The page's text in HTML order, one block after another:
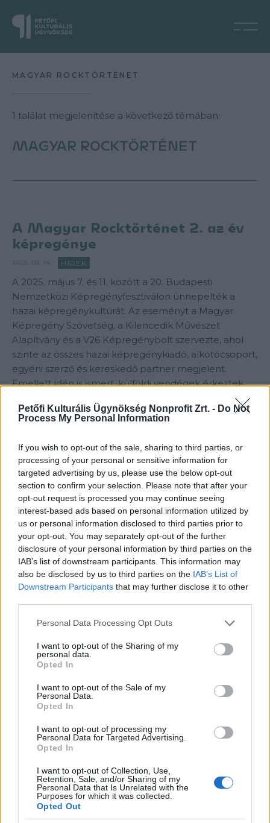
Petőfi Kulturális Ügynökség Nonprofit Zrt. - Do Not
Process My Personal Information
If you wish to opt-out of the sale, sharing to third parties, or
processing of your personal or sensitive information for
targeted advertising by us, please use the below opt-out
section to confirm your selection. Please note that after your
opt-out request is processed you may continue seeing
interest-based ads based on personal information utilized by
us or personal information disclosed to third parties prior to
your opt-out. You may separately opt-out of the further
disclosure of your personal information by third parties on the
IAB’s list of downstream participants. This information may
also be disclosed by us to third parties on the IAB’s List of
Downstream Participants that may further disclose it to other
Please note that this website/app uses one or more Google
not limited to your visit or usage behaviour. You may click to
grant or deny consent to Google and its third-party tags to
use your data for below specified purposes in below Google
consent section.
Personal Data Processing Opt Outs
I want to opt-out of the Sharing of my
personal data.
Opted In
I want to opt-out of the Sale of my
Personal Data.
Opted In
I want to opt-out of processing my
Personal Data for Targeted Advertising.
Opted In
I want to opt-out of Collection, Use,
Retention, Sale, and/or Sharing of my
Personal Data that Is Unrelated with the
Purposes for which it was collected.
Opted Out
MAGYAR ROCKTÖRTÉNET
1 találat megjelenítése a következő témában:
MAGYAR ROCKTÖRTÉNET
A Magyar Rocktörténet 2. az év
képregénye
HÍREK
A 2025. május 7. és 11. között a 20. Budapesti
Nemzetközi Képregényfesztiválon ünnepelték a
hazai képregénykultúrát. Az eseményt a Magyar
Képregény Szövetség, a Kilencedik Művészet
Alapítvány és a V26 Képregénybolt szervezte, ahol
szinte az összes hazai képregénykiadó, alkotócsoport,
egyéni szerző és kereskedő partner megjelent.
Emellett idén is ismert, külföldi vendégek érkeztek
Franciaországból, Olaszországból, Lengyelországból
és Csehországból. A rendezvény során nem csupán
az alkotás, hanem a képregénykultúra mint közösségi
lehetőség, író-olvasó találkozó és kiállítás várta a
látogatókat. A nagyszabású esemény keretében
adták át az Alfabéta-díjat: az év legjobb alkotása a
Magyar Rocktörténet 2. kötet.
KULTÚRAHORDOZÓ